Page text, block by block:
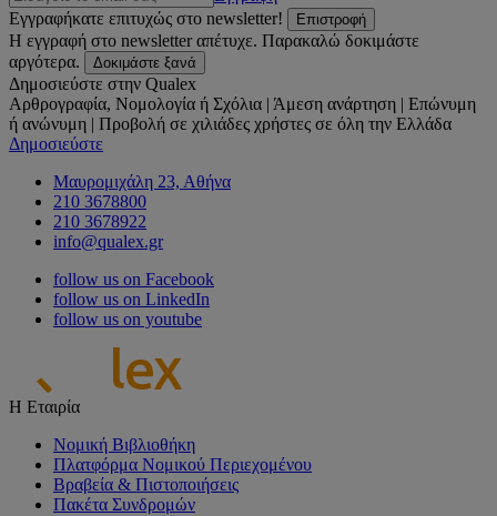
Εγγραφήκατε επιτυχώς στο newsletter!
Επιστροφή
Η εγγραφή στο newsletter απέτυχε. Παρακαλώ δοκιμάστε
αργότερα.
Δοκιμάστε ξανά
Δημοσιεύστε στην Qualex
Αρθρογραφία, Νομολογία ή Σχόλια | Άμεση ανάρτηση | Επώνυμη
ή ανώνυμη | Προβολή σε χιλιάδες χρήστες σε όλη την Ελλάδα
Δημοσιεύστε
Μαυρομιχάλη 23, Αθήνα
210 3678800
210 3678922
info@qualex.gr
follow us on Facebook
follow us on LinkedIn
follow us on youtube
Η Εταιρία
Νομική Βιβλιοθήκη
Πλατφόρμα Νομικού Περιεχομένου
Βραβεία & Πιστοποιήσεις
Πακέτα Συνδρομών